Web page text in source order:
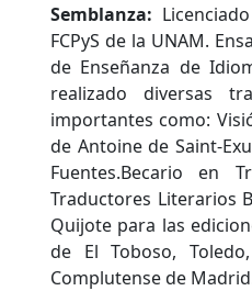
Semblanza:
FCPyS de la UNAM.
de Enseñanza de
realizado diversas
importantes como:
de Antoine de Saint-
Fuentes.Becario en
Traductores Literarios
Quijote para las
de El Toboso,
Complutense de